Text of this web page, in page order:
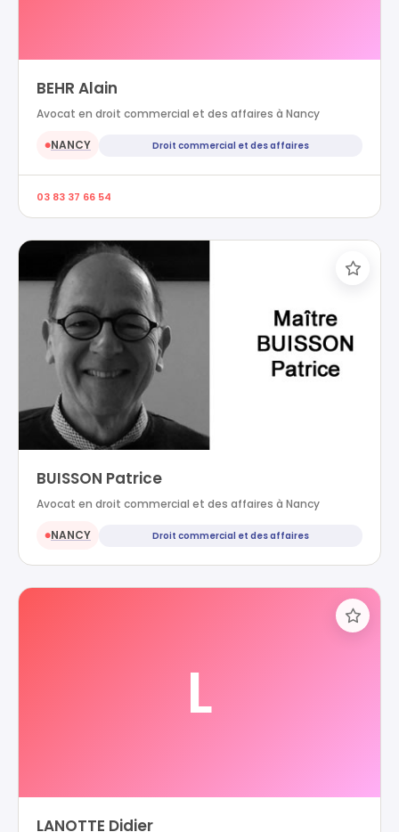
BEHR Alain
Avocat en droit commercial et des affaires à Nancy
●NANCY Droit commercial et des affaires
03 83 37 66 54
BUISSON Patrice
Avocat en droit commercial et des affaires à Nancy
●NANCY Droit commercial et des affaires
L
LANOTTE Didier